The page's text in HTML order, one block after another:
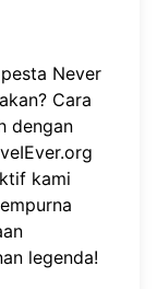
Never
Cara
dengan
kami
legenda!